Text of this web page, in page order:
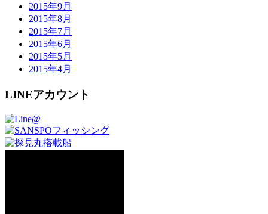
2015年9月
2015年8月
2015年7月
2015年6月
2015年5月
2015年4月
LINEアカウント